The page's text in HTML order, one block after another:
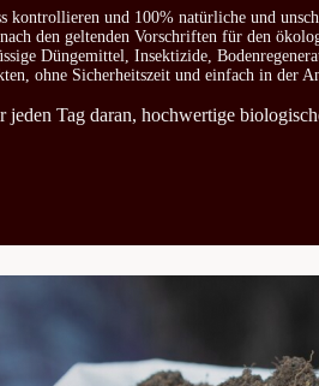
und 100% natürliche und
den geltenden Vorschriften für den
Düngemittel, Insektizide,
ohne Sicherheitszeit und einfach in der
Tag daran, hochwertige